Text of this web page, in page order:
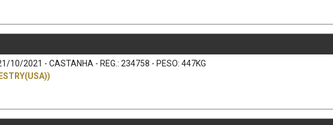
10/2021 - CASTANHA - REG.: 234758 - PESO: 447KG